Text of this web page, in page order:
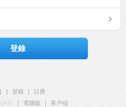
登錄
登錄
註冊
屏版 電腦版
客戶端